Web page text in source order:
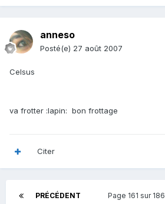
anneso
Posté(e) 27 août 2007
Celsus
va frotter :lapin: bon frottage
Citer
PRÉCÉDENT Page 161 sur 186